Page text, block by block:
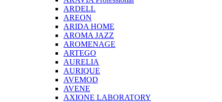
ARDELL
AREON
ARIDA HOME
AROMA JAZZ
AROMENAGE
ARTEGO
AURELIA
AURIQUE
AVEMOD
AVENE
AXIONE LABORATORY